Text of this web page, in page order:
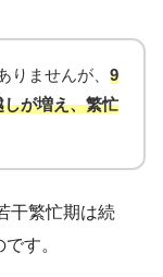
りませんが、 9
が増え、繁忙
干繁忙期は続
す。